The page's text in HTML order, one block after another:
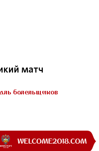
матч
болельщиков